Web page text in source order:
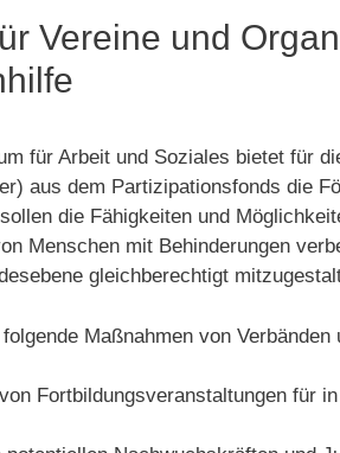
Vereine und
für Arbeit und Soziales bietet für
aus dem Partizipations­fonds die
die Fähigkeiten und
Menschen mit Behinderungen
gleichberechtigt
Maßnahmen von Verbänden
Fortbildungsveranstal­tungen für